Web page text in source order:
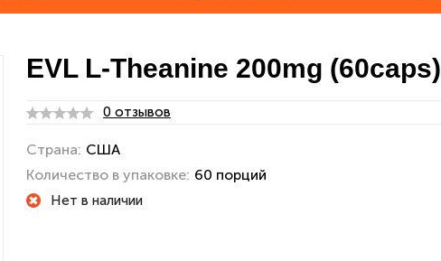
EVL L-Theanine 200mg (60caps)
0 отзывов
Страна: США
Количество в упаковке: 60 порций
Нет в наличии